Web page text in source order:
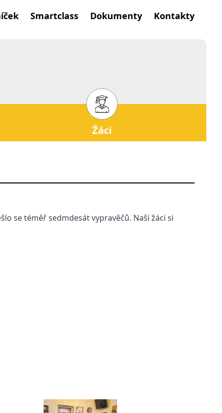
Smartclass Dokumenty Kontakty
Žáci
se téměř sedmdesát vypravěčů. Naši žáci si